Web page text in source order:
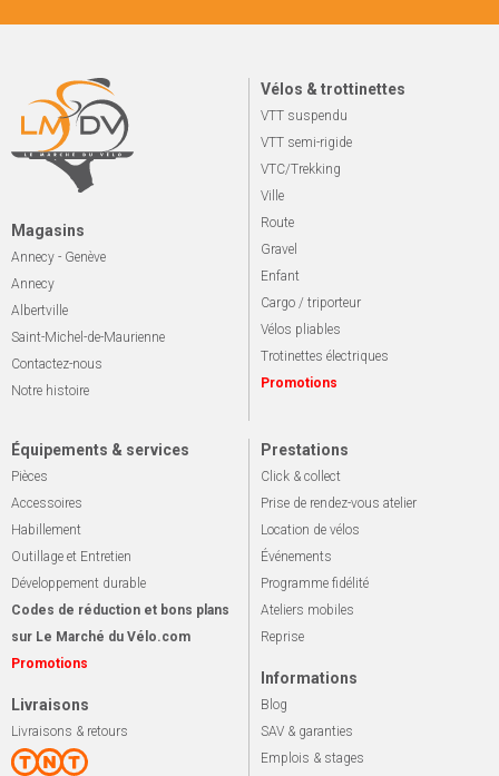
Magasins
Annecy - Genève
Annecy
Albertville
Saint-Michel-de-Maurienne
Contactez-nous
Notre histoire
Vélos & trottinettes
VTT suspendu
VTT semi-rigide
VTC/Trekking
Ville
Route
Gravel
Enfant
Cargo / triporteur
Vélos pliables
Trotinettes électriques
Promotions
Équipements & services
Pièces
Accessoires
Habillement
Outillage et Entretien
Développement durable
Codes de réduction et bons plans
sur Le Marché du Vélo.com
Promotions
Livraisons
Livraisons & retours
Prestations
Click & collect
Prise de rendez-vous atelier
Location de vélos
Événements
Programme fidélité
Ateliers mobiles
Reprise
Informations
Blog
SAV & garanties
Emplois & stages